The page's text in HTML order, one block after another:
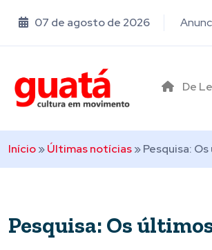
07 de agosto de 2026
De
Início»Últimas notícias»Pesquisa:
Pesquisa: Os